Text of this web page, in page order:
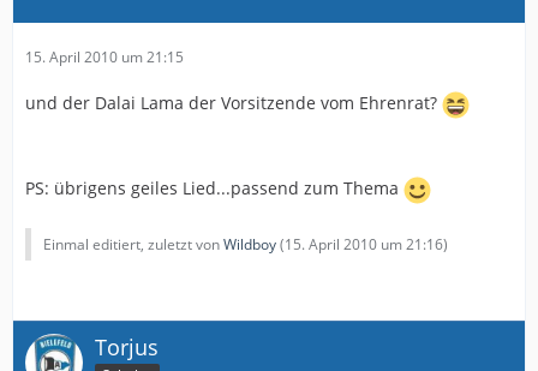
15. April 2010 um 21:15
und der Dalai Lama der Vorsitzende vom Ehrenrat?
PS: übrigens geiles Lied...passend zum Thema
Einmal editiert, zuletzt vonWildboy(15. April 2010 um 21:16)
Torjus